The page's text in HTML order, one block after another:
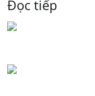
Đọc tiếp